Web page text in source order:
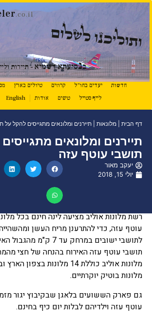
.co.il
ותוליכנו לשלום
בנסיעתא דשמיא - תיירות
חדשות יעדים בחו"ל קרוזים טיולים בארץ
לייף סטייל
טיפים אודות English
דף הבית מלונאות תיירנים ומלונאים מתגייסים להקל על
תיירנים ומלונאים
תושבי עוטף עזה
יעקב מאור
יולי 15, 2018
רשת מלונות אוליב מציעה לינה חינם בכל
עוטף עזה, כדי להתרענן מריח העשן
לתושבי ישובים במרחק עד 7
תושבי עוטף עזה האירוח בהנחה של חצי
מלונות אוליב כוללת 14 מלונות
מלונות בוטיק יוקרתיים.
גם פארק הששועים בלאגן שבקיבוץ יגור
עוטף עזה וילדיהם לבלות יום כיף בחינם.